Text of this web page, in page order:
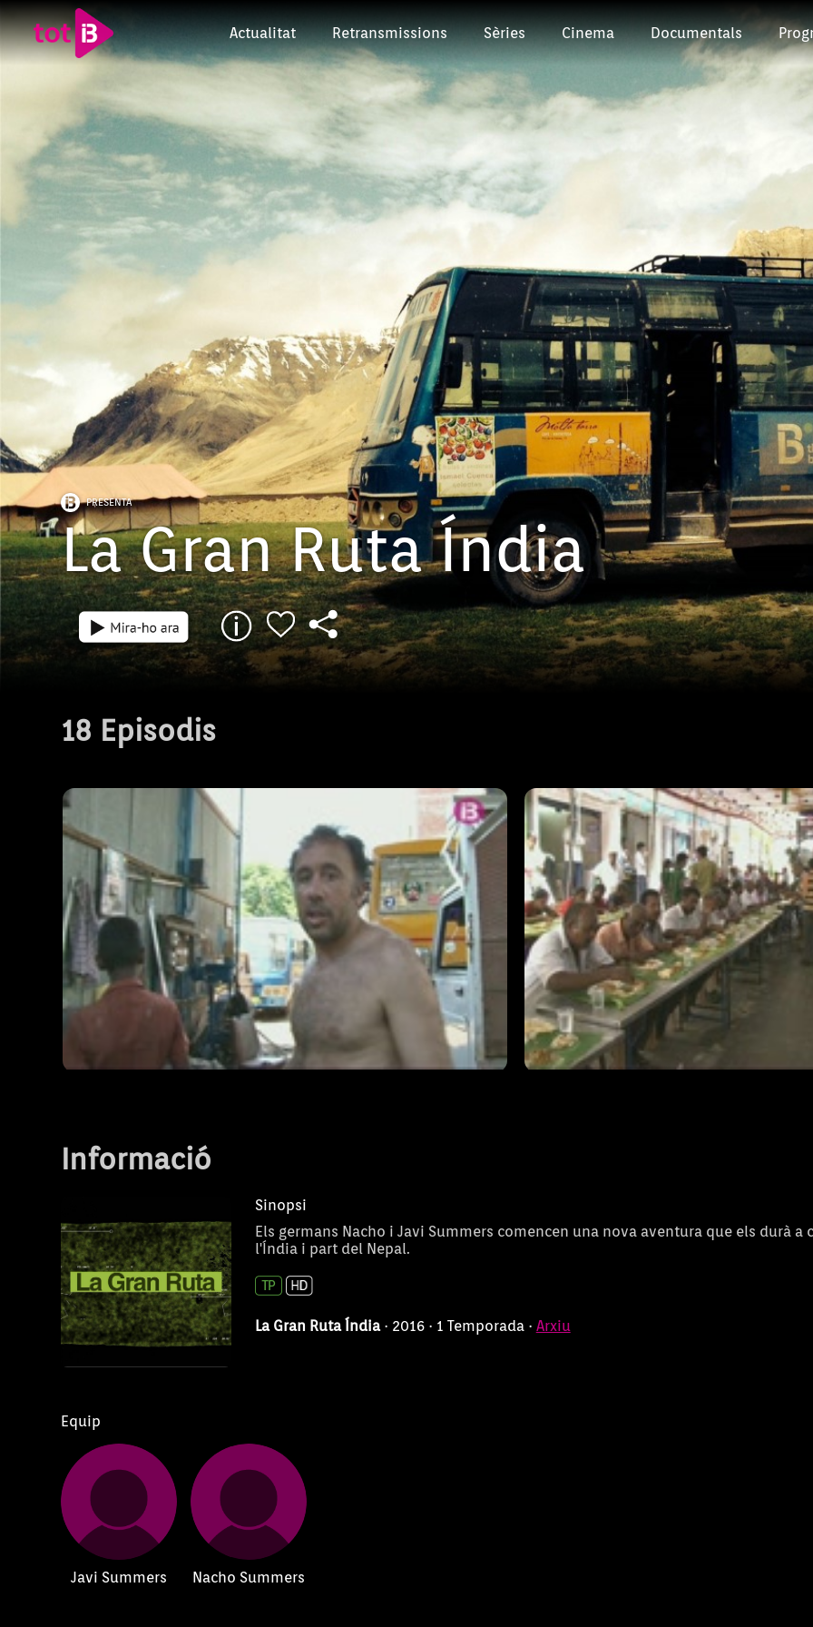
Actualitat Retransmissions Sèries Cinema Documentals
PRESENTA
La Gran Ruta Índia
18 Episodis
Episodi: 1
40 min
a punt el vehicle més adequat per dur als nins de
Ladakh. Els ajudarà n'Akhtar, l'altre cofundador de l'ONG
manera de fer i la tranquil•litat de la gent del país.
Hauran d'aprendre a conviure amb un trànsit caòtic,
renou constant, menjar coent, pluges torrencials, molta
calor... El primer contacte amb l'Índia els deixarà
totalment esgotats. I això que encara no haurà
començat la ruta.
Episodi: 2
37 min
quilòmetres circulant per les
els més tensos de la seva vida.
no serà gens fàcil. I agafar-li les
de les aturades per descansar, es
visita sorpresa poc agradable que
viatge. I molt més que es
fet 200 quilòmetres i el vehicle ja
Informació
Sinopsi
Els germans Nacho i Javi Summers comencen una nova aventura que els durà a
l'Índia i part del Nepal.
La Gran Ruta Índia · 2016 · 1 Temporada · Arxiu
Equip
Javi Summers Nacho Summers